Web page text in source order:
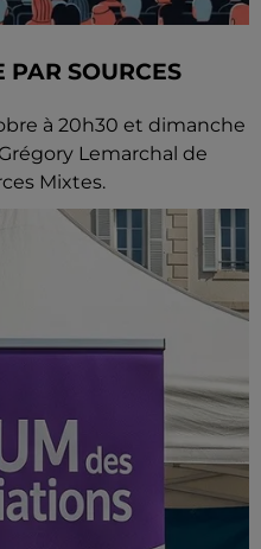
PAR SOURCES
à 20h30 et dimanche
Lemarchal de
Mixtes.